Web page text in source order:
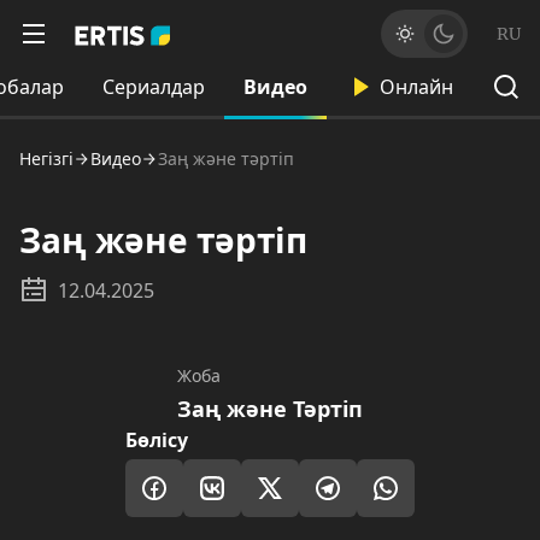
RU
Сериалдар Видео Онлайн
Негізгі Видео Заң және тәртіп
Заң және тәртіп
12.04.2025
Жоба
Заң және Тәртіп
Бөлісу